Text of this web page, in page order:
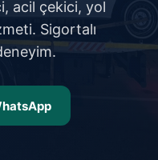
acil çekici, yol
Sigortalı